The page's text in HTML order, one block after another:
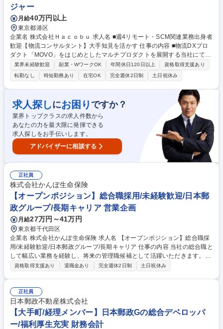
ジャー
月給40万円以上
東京都港区
企業名 株式会社Ｈａｃｏｂｕ 求人名 ■週4リモート・SCM関連業務出身者
歓迎【物流コンサルタント】大手知見を活かす 仕事の内容 ■物流DXプロ
ダクト「MOVO」をはじめとしたマルチプロダクトを展開する当社にて、
プロダクトを活用した大手企業向けの物流コンサルタントをご担当。物流
領域の巨大産業における業界課題を解決します。 【詳細】■大手顧客への
MOVO導入および立ち上げ支援 ■現場に踏み込んだ業務フロー再構築と定
着推進 ■効果検証に基づく運用改善や提案 ■営業のアカウントプランニン
グフォロー ■知見還元による自社組織への貢献 【仕事の魅力】54兆円市場
を変革する手応えと、歯車感なく事業や組織を前進させるダイナミズムを
実感。落ち着いた社風と柔軟な働き方も魅力です。 募集職種 ■週4リモー
ト・SCM関連業務出身者歓迎【物流コンサルタント】大手知見を活かす
業界未経験歓迎 副業・WワークOK 年間休日120日以上
資格取得支援あり
転勤なし
時短勤務あり 在宅OK 完全週休2日制 土日祝休み
求人探しにお困り ですか？
業界トップクラスの求人件数から
あなたの力を最大限に発揮できる
求人探しをお手伝いします。
アドバイザーに相談する
正社員
株式会社かんぽ生命保険
【オープンポジション】総合職採用/未経験歓迎/日本郵
政グループ/長期キャリア 営業企画
月給27万円～41万円
東京都千代田区
企業名 株式会社かんぽ生命保険 求人名 【オープンポジション】総合職採
用/未経験歓迎/日本郵政グループ/長期キャリア 仕事の内容 当社の総合職と
して幅広い業務を経験し、将来の管理職候補として活躍いただきます。ご
経験や適性等に応じて、本社内の各部における企画業務に従事し、経営計
客さま満足度調査等の企画 ■リテール営業本部：営業戦略、営業計画の策
定 ■新契約サービス部：申込請求に関すること ■IT管理部：サイバーセキ
ュリティ関連施策の企画 募集職種 【オープンポジション】総合職採用/未
経験歓迎/日本郵政グループ/長期キャリア
資格取得支援あり 退職金あり 完全週休2日制 土日祝休み
正社員
日本郵政不動産株式会社
【大手町/経理メンバー】日本郵政Gの総合デベロッパ
ー/福利厚生充実 財務会計